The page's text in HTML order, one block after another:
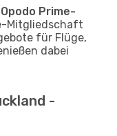
Prime-
Mitgliedschaft
für Flüge,
dabei
-